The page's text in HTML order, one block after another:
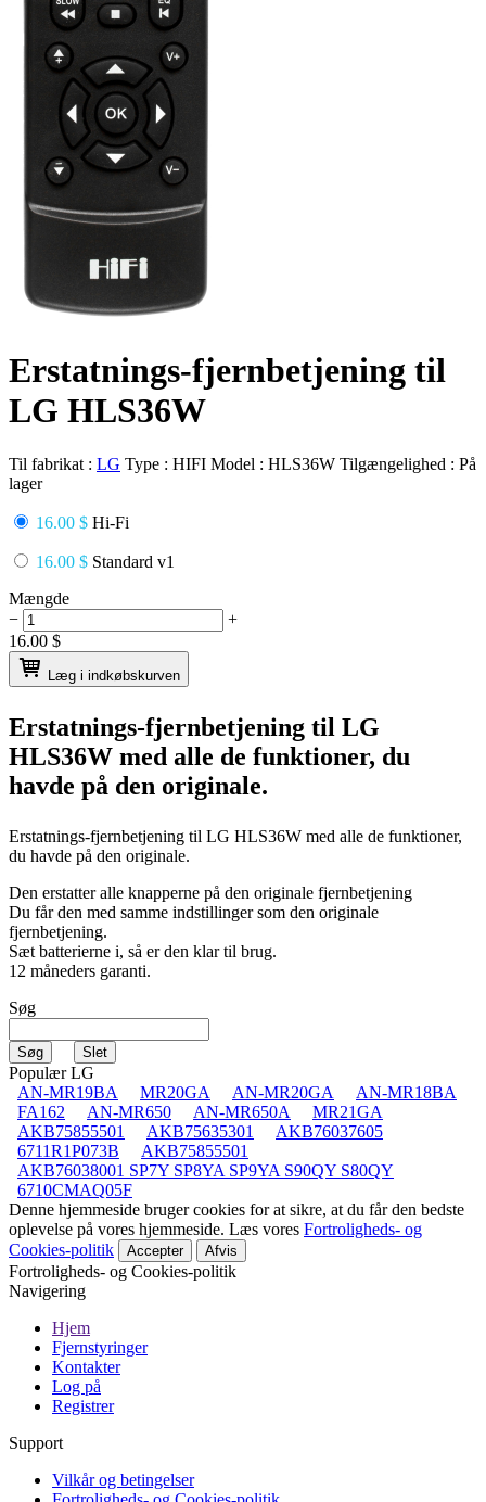
Erstatnings-fjernbetjening til
LG HLS36W
Til fabrikat : LG Type : HIFI Model : HLS36W Tilgængelighed : På
lager
16.00 $ Hi-Fi
16.00 $ Standard v1
Mængde
−
+
16.00 $
Læg i indkøbskurven
Erstatnings-fjernbetjening til LG
HLS36W med alle de funktioner, du
havde på den originale.
Erstatnings-fjernbetjening til LG HLS36W med alle de funktioner,
du havde på den originale.
Den erstatter alle knapperne på den originale fjernbetjening
Du får den med samme indstillinger som den originale
fjernbetjening.
Sæt batterierne i, så er den klar til brug.
12 måneders garanti.
Søg
Populær LG
AN-MR19BA
MR20GA AN-MR20GA
AN-MR18BA
FA162
AN-MR650 AN-MR650A
MR21GA
AKB75855501
AKB75635301
AKB76037605
6711R1P073B
AKB75855501
AKB76038001 SP7Y SP8YA SP9YA S90QY S80QY
6710CMAQ05F
Denne hjemmeside bruger cookies for at sikre, at du får den bedste
oplevelse på vores hjemmeside. Læs vores Fortroligheds- og
Cookies-politik
Accepter Afvis
Fortroligheds- og Cookies-politik
Navigering
Hjem
Fjernstyringer
Kontakter
Log på
Registrer
Support
Vilkår og betingelser